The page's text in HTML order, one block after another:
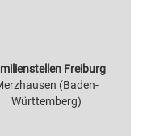
Freiburg
(Baden-
Württemberg)